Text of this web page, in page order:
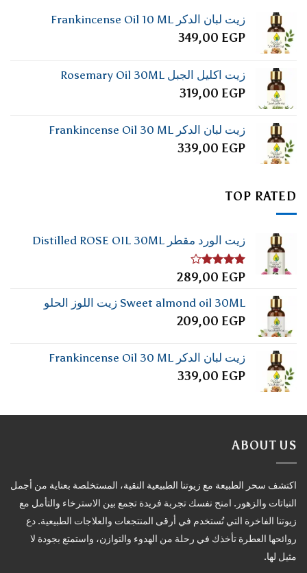
زيت لبان الدكر Frankincense Oil 10 ML
349,00 EGP
زيت اكليل الجبل Rosemary Oil 30ML
319,00 EGP
زيت لبان الدكر Frankincense Oil 30 ML
339,00 EGP
TOP RATED
زيت الورد مقطر Distilled ROSE OIL 30ML
تم
4.00من
5
289,00 EGP
Sweet almond oil 30ML زيت اللوز الحلو
209,00 EGP
زيت لبان الدكر Frankincense Oil 30 ML
339,00 EGP
ABOUT US
اكتشف سحر الطبيعة مع زيوتنا الطبيعية النقية، المستخلصة بعناية من أجمل
النباتات والزهور. امنح نفسك تجربة فريدة تجمع بين الاسترخاء والتأمل مع
زيوتنا الفاخرة التي تُستخدم في أرقى المنتجعات والعلاجات الطبيعية. دع
روائحها العطرة تأخذك في رحلة من الهدوء والتوازن، واستمتع بجودة لا
مثيل لها.